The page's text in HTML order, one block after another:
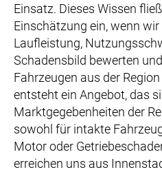
Einsatz. Dieses Wissen
Einschätzung ein, wenn
Laufleistung,
Schadensbild bewerten
Fahrzeugen aus der
entsteht ein Angebot, das
Marktgegebenheiten der
sowohl für intakte
Motor oder
erreichen uns aus